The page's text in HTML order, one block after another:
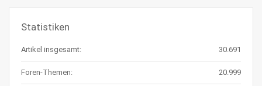
Statistiken
Artikel insgesamt: 30.691
Foren-Themen: 20.999